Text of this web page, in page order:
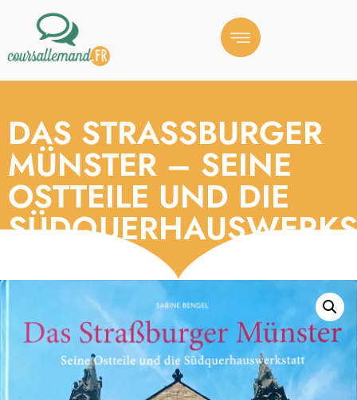
DAS STRASSBURGER M
ÜNSTER – SEINE O
STTEILE UND DIE S